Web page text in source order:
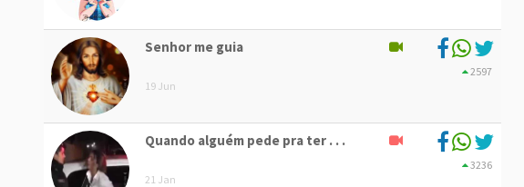
Senhor me guia
19 Jun
2597
Quando alguém pede pra ter . . .
21 Jan
3236